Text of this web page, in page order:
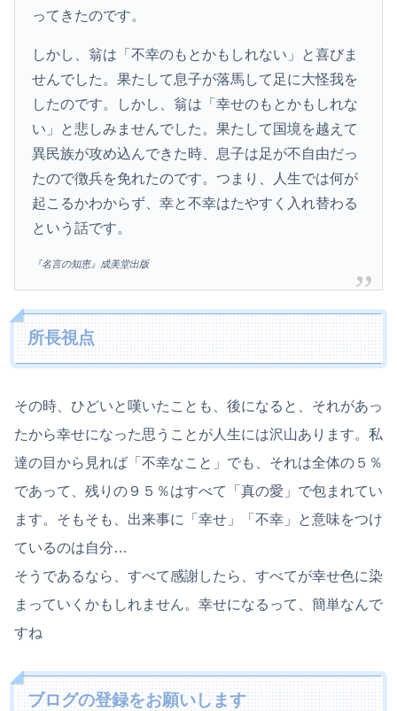
ってきたのです。
しかし、翁は「不幸のもとかもしれない」と喜びま
せんでした。果たして息子が落馬して足に大怪我を
したのです。しかし、翁は「幸せのもとかもしれな
い」と悲しみませんでした。果たして国境を越えて
異民族が攻め込んできた時、息子は足が不自由だっ
たので徴兵を免れたのです。つまり、人生では何が
起こるかわからず、幸と不幸はたやすく入れ替わる
という話です。
『名言の知恵』成美堂出版
所長視点
その時、ひどいと嘆いたことも、後になると、それがあっ
たから幸せになった思うことが人生には沢山あります。私
達の目から見れば「不幸なこと」でも、それは全体の５％
であって、残りの９５％はすべて「真の愛」で包まれてい
ます。そもそも、出来事に「幸せ」「不幸」と意味をつけ
ているのは自分…
そうであるなら、すべて感謝したら、すべてが幸せ色に染
まっていくかもしれません。幸せになるって、簡単なんで
すね
ブログの登録をお願いします